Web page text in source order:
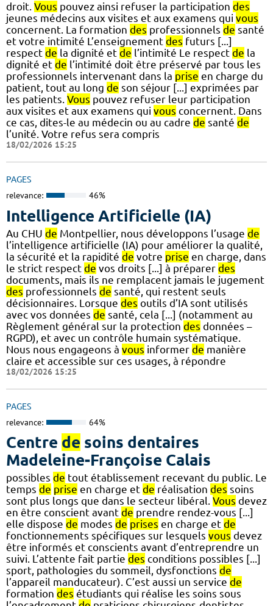
droit. Vous pouvez ainsi refuser la participation des
jeunes médecins aux visites et aux examens qui vous
concernent. La formation des professionnels de santé
et votre intimité L’enseignement des futurs [...]
respect de la dignité et de l’intimité Le respect de la
dignité et de l’intimité doit être préservé par tous les
professionnels intervenant dans la prise en charge du
patient, tout au long de son séjour [...] exprimées par
les patients. Vous pouvez refuser leur participation
aux visites et aux examens qui vous concernent. Dans
ce cas, dites-le au médecin ou au cadre de santé de
l’unité. Votre refus sera compris
18/02/2026 15:25
PAGES
relevance: 46%
Intelligence Artificielle (IA)
Au CHU de Montpellier, nous développons l’usage de
l’intelligence artificielle (IA) pour améliorer la qualité,
la sécurité et la rapidité de votre prise en charge, dans
le strict respect de vos droits [...] à préparer des
documents, mais ils ne remplacent jamais le jugement
des professionnels de santé, qui restent seuls
décisionnaires. Lorsque des outils d’IA sont utilisés
avec vos données de santé, cela [...] (notamment au
Règlement général sur la protection des données –
RGPD), et avec un contrôle humain systématique.
Nous nous engageons à vous informer de manière
claire et accessible sur ces usages, à répondre
18/02/2026 15:25
PAGES
relevance: 64%
Centre de soins dentaires
Madeleine-Françoise Calais
possibles de tout établissement recevant du public. Le
temps de prise en charge et de réalisation des soins
sont plus longs que dans le secteur libéral. Vous devez
en être conscient avant de prendre rendez-vous [...]
elle dispose de modes de prises en charge et de
fonctionnements spécifiques sur lesquels vous devez
être informés et conscients avant d’entreprendre un
suivi. L’attente fait partie des conditions possibles [...]
sport, pathologies du sommeil, dysfonctions de
l’appareil manducateur). C’est aussi un service de
formation des étudiants qui réalise les soins sous